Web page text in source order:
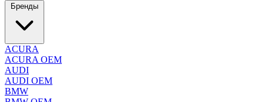
Бренды
ACURA
ACURA OEM
AUDI
AUDI OEM
BMW